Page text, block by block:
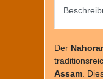
Der
Assam .